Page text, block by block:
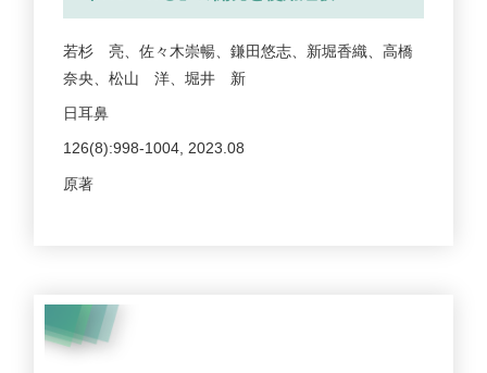
若杉 亮、佐々木崇暢、鎌田悠志、新堀香織、高橋
奈央、松山 洋、堀井 新
日耳鼻
126(8):998-1004, 2023.08
原著